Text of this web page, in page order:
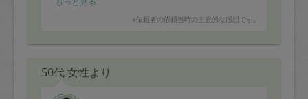
※依頼者の依頼当時の主観的な感想です。
50代 女性より